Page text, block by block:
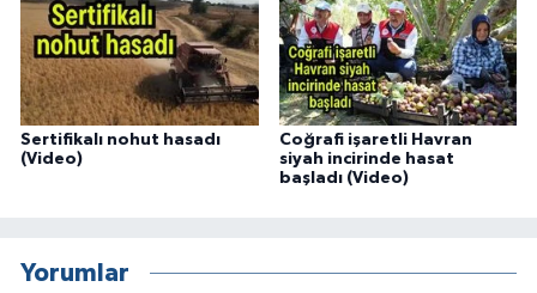
Sertifikalı nohut hasadı
(Video)
Coğrafi işaretli Havran
siyah incirinde hasat
başladı (Video)
Yorumlar